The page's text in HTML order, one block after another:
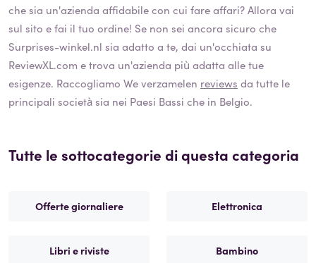
che sia un'azienda affidabile con cui fare affari? Allora vai
sul sito e fai il tuo ordine! Se non sei ancora sicuro che
Surprises-winkel.nl sia adatto a te, dai un'occhiata su
ReviewXL.com e trova un'azienda più adatta alle tue
esigenze. Raccogliamo We verzamelen reviews da tutte le
principali società sia nei Paesi Bassi che in Belgio.
Tutte le sottocategorie di questa categoria
Offerte giornaliere Elettronica
Libri e riviste Bambino